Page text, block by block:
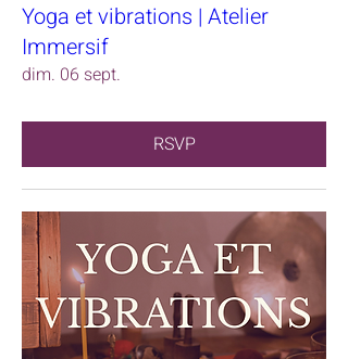
Yoga et vibrations | Atelier
Immersif
dim. 06 sept.
RSVP